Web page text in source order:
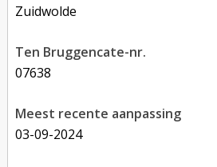
Zuidwolde
Ten Bruggencate-nr.
07638
Meest recente aanpassing
03-09-2024